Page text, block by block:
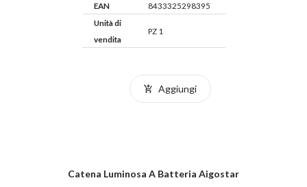
EAN
8433325298395
Unità di
vendita
PZ 1
Aggiungi
Catena Luminosa A Batteria Aigostar